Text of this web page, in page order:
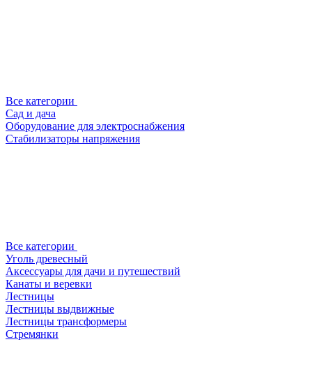
Все категории
Сад и дача
Оборудование для электроснабжения
Стабилизаторы напряжения
Все категории
Уголь древесный
Аксессуары для дачи и путешествий
Канаты и веревки
Лестницы
Лестницы выдвижные
Лестницы трансформеры
Стремянки